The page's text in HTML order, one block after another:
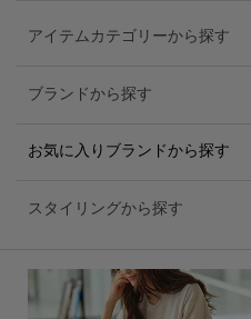
アイテムカテゴリーから探す
ブランドから探す
お気に入りブランドから探す
スタイリングから探す